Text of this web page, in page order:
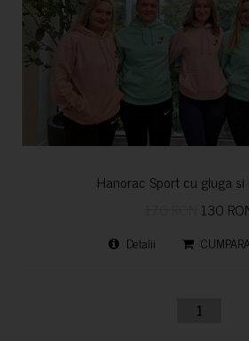
Hanorac Sport cu gluga
130
Detalii CUMPARA
1